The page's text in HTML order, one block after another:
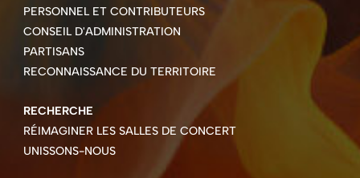
PERSONNEL ET CONTRIBUTEURS
CONSEIL D'ADMINISTRATION
PARTISANS
RECONNAISSANCE DU TERRITOIRE
RECHERCHE
RÉIMAGINER LES SALLES DE CONCERT
UNISSONS-NOUS